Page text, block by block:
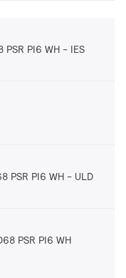
PI6 WH IES
PSR PI6 WH ULD
PSR PI6 WH